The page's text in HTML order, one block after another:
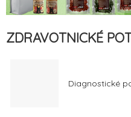
ZDRAVOTNICKÉ
Diagnostické